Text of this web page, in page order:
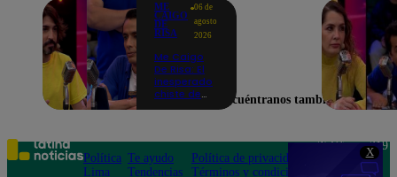
X
ME
CAIGO
DE
RISA
06 de
agosto
2026
Me Caigo
De Risa: El
inesperado
chiste de
hizo
explotar a
todo el set
Encuéntranos también en
Política
Lima
Te ayudo
Tendencias
Política de privacidad
Términos y condiciones
Teléfono: 219
Av. San